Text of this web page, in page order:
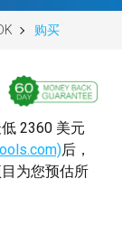
购买
2360 美元
后，
为您预估所